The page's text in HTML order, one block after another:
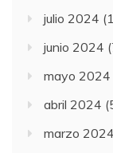
julio 2024
junio 2024
mayo 2024
abril 2024
marzo 2024